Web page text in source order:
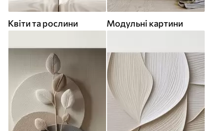
Квіти та рослини Модульні картини